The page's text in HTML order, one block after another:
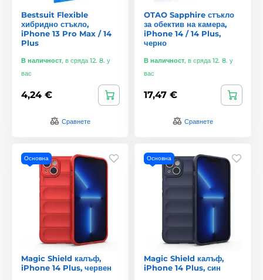
Bestsuit Flexible
хибридно стъкло,
iPhone 13 Pro Max / 14
Plus
В наличност, в сряда 12. 8. у
вас
4,24 €
Сравнете
OTAO Sapphire стъкло
за обектив на камера,
iPhone 14 / 14 Plus,
черно
В наличност, в сряда 12. 8. у
вас
17,47 €
Сравнете
Основна
Magic Shield калъф,
iPhone 14 Plus, червен
Основна
Magic Shield калъф,
iPhone 14 Plus, син